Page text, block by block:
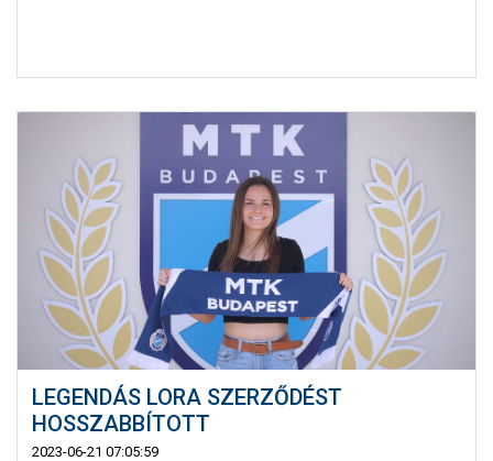
LEGENDÁS LORA SZERZŐDÉST
HOSSZABBÍTOTT
2023-06-21 07:05:59